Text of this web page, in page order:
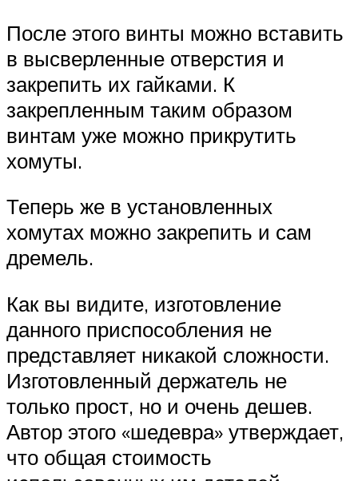
После этого винты можно вставить
в высверленные отверстия и
закрепить их гайками. К
закрепленным таким образом
винтам уже можно прикрутить
хомуты.
Теперь же в установленных
хомутах можно закрепить и сам
дремель.
Как вы видите, изготовление
данного приспособления не
представляет никакой сложности.
Изготовленный держатель не
только прост, но и очень дешев.
Автор этого «шедевра» утверждает,
что общая стоимость